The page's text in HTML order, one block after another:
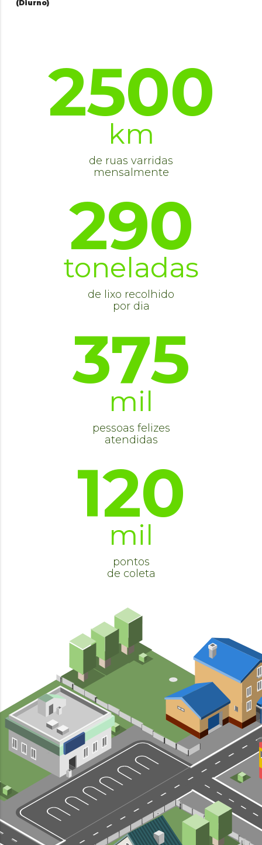
(Diurno)
2500
km
de ruas varridas
mensalmente
290
toneladas
de lixo recolhido
por dia
375
mil
pessoas felizes
atendidas
120
mil
pontos
de coleta